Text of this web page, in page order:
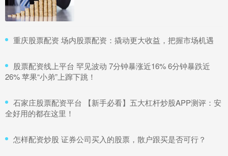
​重庆股票配资 场内股票配资：撬动更大收益，把握市场机遇
​股票配资线上平台 罕见波动 7分钟暴涨近16% 6分钟暴跌近
26% 苹果“小弟”上蹿下跳！
​石家庄股票配资平台 【新手必看】五大杠杆炒股APP测评：安
全好用的都在这里！
​怎样配资炒股 证券公司买入的股票，散户跟买是否可行？